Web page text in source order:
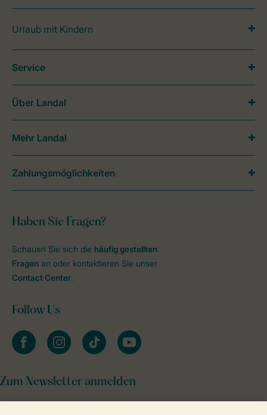
Urlaub mit Kindern
Haben Sie Fragen?
Schauen Sie sich die häufig gestellten
Fragen an oder kontaktieren Sie unser
Contact Center.
Follow Us
facebookinstagramtiktok youtube
Zum Newsletter anmelden
Service
Über Landal
Mehr Landal
Zahlungsmöglichkeiten